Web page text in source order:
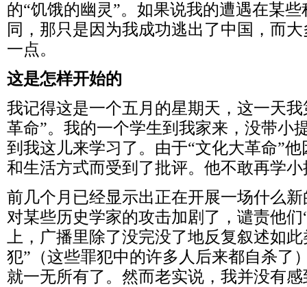
的“饥饿的幽灵”。如果说我的遭遇在某
同，那只是因为我成功逃出了中国，而
一点。
这是怎样开始的
我记得这是一个五月的星期天，这一天
革命”。我的一个学生到我家来，没带小
到我这儿来学习了。由于“文化大革命”
和生活方式而受到了批评。他不敢再学
前几个月已经显示出正在开展一场什么
对某些历史学家的攻击加剧了，谴责他
上，广播里除了没完没了地反复叙述如
犯”（这些罪犯中的许多人后来都自杀了
就一无所有了。然而老实说，我并没有